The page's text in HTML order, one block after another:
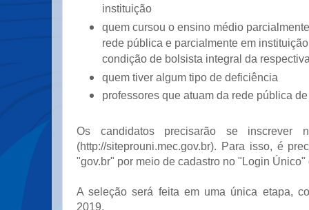
instituição
quem cursou o ensino médio
rede pública e parcialmente em
condição de bolsista integral da
quem tiver algum tipo de deficiência
professores que atuam da rede pública
Os candidatos precisarão se inscrever
(http://siteprouni.mec.gov.br). Para isso, é
"gov.br" por meio de cadastro no "Login
A seleção será feita em uma única etapa,
2019.